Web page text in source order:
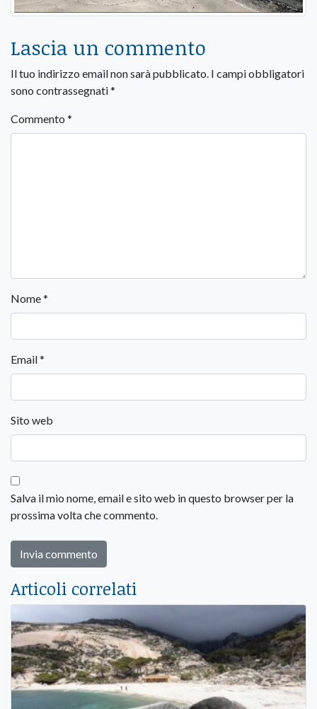
Lascia un commento
Il tuo indirizzo email non sarà pubblicato. I campi obbligatori
sono contrassegnati*
Commento *
Nome*
Email*
Sito web
Salva il mio nome, email e sito web in questo browser per la
prossima volta che commento.
Articoli correlati